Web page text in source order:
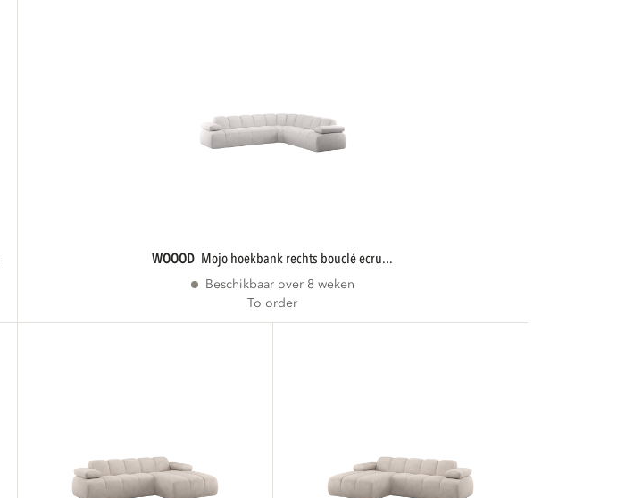
WOOOD mojo hoekbank rechts bouclé ecru...
Beschikbaar over 8 weken
To order